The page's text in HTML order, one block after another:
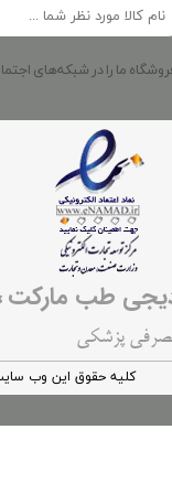
طب مارکت
پزشکی
کليه حقوق اين وب
ما را در شبکه‌های